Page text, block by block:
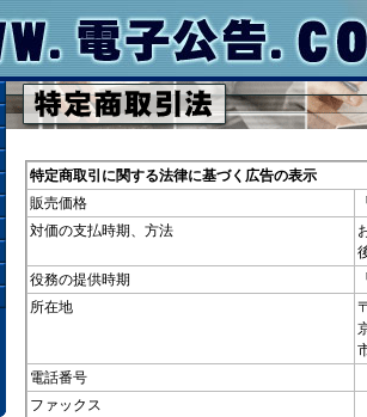
特定商取引に関する法律に基づく広告の表示
販売価格
対価の支払時期、方法
役務の提供時期
所在地
電話番号
ファックス